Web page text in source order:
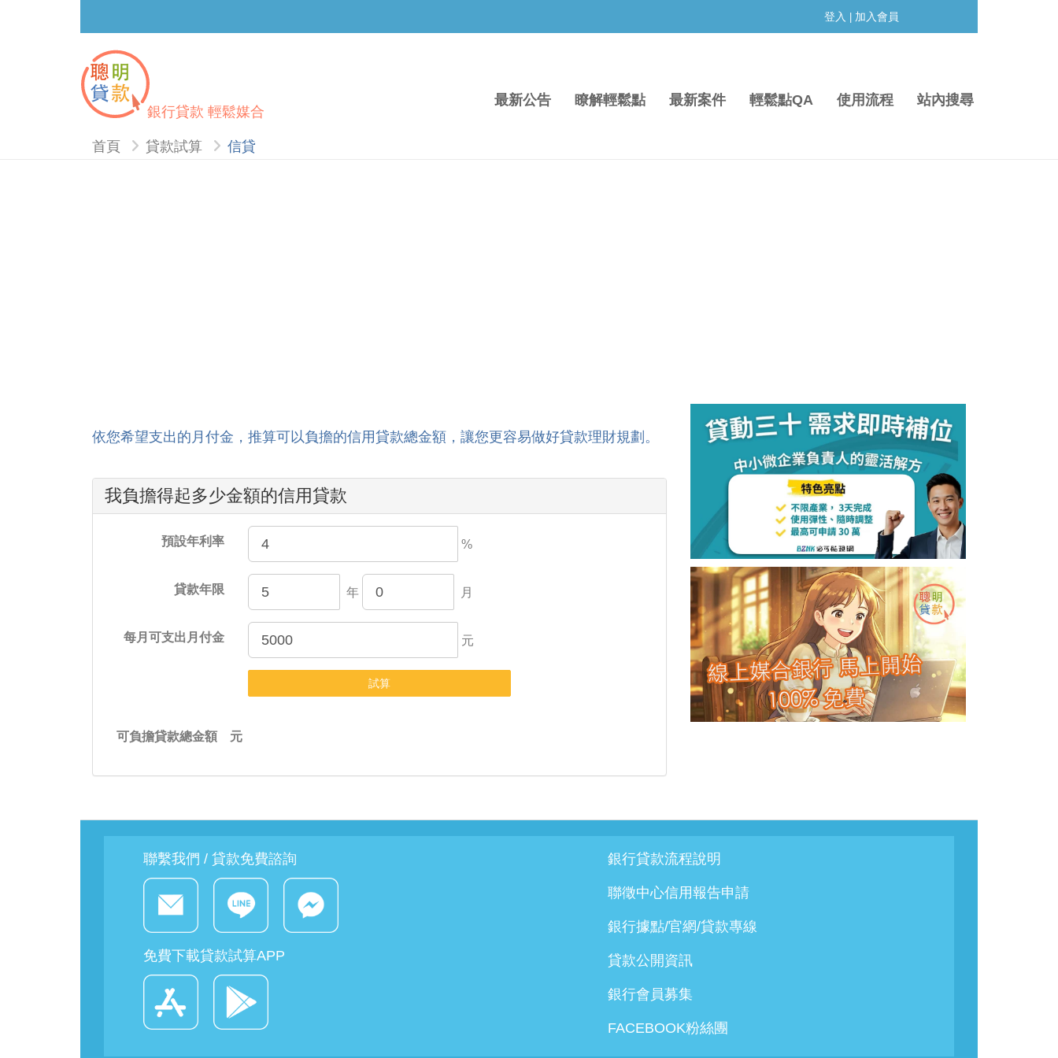
登入 加入會員
銀行貸款 輕鬆媒合
最新公告 瞭解輕鬆點 最新案件 輕鬆點QA 使用流程 站內搜尋
首頁 貸款試算 信貸
依您希望支出的月付金，推算可以負擔的信用貸款總金額，讓您更容易做好貸款理財規劃。
我負擔得起多少金額的信用貸款
預設年利率 %
貸款年限 年 月
每月可支出月付金 元
可負擔貸款總金額 元
聯繫我們 / 貸款免費諮詢
免費下載貸款試算APP
銀行貸款流程說明
聯徵中心信用報告申請
銀行據點/官網/貸款專線
貸款公開資訊
銀行會員募集
FACEBOOK粉絲團